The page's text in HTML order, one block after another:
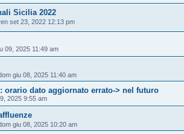
Sicilia 2022
set 23, 2022 12:13 pm
09, 2025 11:49 am
giu 08, 2025 11:40 am
orario dato aggiornato errato-> nel futuro
2025 9:55 am
giu 08, 2025 10:20 am